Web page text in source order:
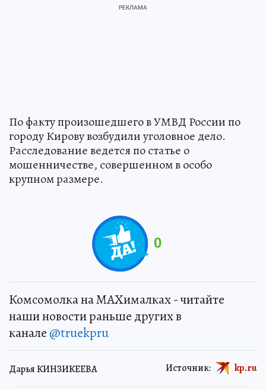
По факту произошедшего в УМВД России по
городу Кирову возбудили уголовное дело.
Расследование ведется по статье о
мошенничестве, совершенном в особо
крупном размере.
0
Комсомолка на MAXималках - читайте
наши новости раньше других в
канале @truekpru
Дарья КИНЗИКЕЕВА Источник: kp.ru